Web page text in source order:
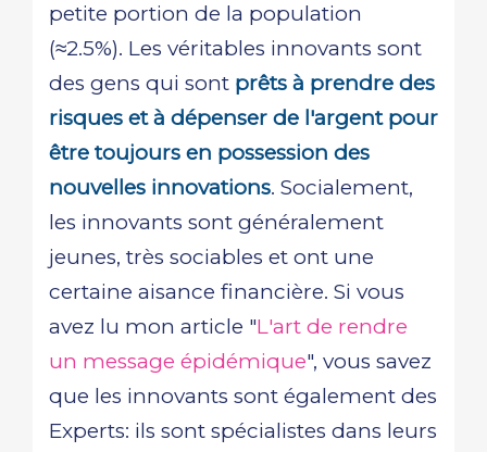
petite portion de la population
(≈2.5%). Les véritables innovants sont
des gens qui sont prêts à prendre des
risques et à dépenser de l'argent pour
être toujours en possession des
nouvelles innovations. Socialement,
les innovants sont généralement
jeunes, très sociables et ont une
certaine aisance financière. Si vous
avez lu mon article "L'art de rendre
un message épidémique", vous savez
que les innovants sont également des
Experts: ils sont spécialistes dans leurs